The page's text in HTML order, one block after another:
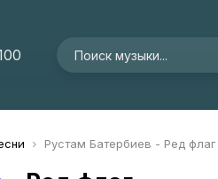
Рустам Батербиев - Ред флаг